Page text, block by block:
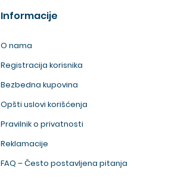
Informacije
O nama
Registracija korisnika
Bezbedna kupovina
Opšti uslovi korišćenja
Pravilnik o privatnosti
Reklamacije
FAQ – Često postavljena pitanja